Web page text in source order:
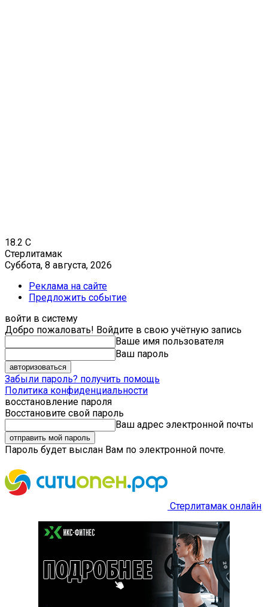
18.2 C
Стерлитамак
Суббота, 8 августа, 2026
Реклама на сайте
Предложить событие
войти в систему
Добро пожаловать! Войдите в свою учётную запись
Ваше имя пользователя
Ваш пароль
Забыли пароль? получить помощь
Политика конфиденциальности
восстановление пароля
Восстановите свой пароль
Ваш адрес электронной почты
Пароль будет выслан Вам по электронной почте.
Стерлитамак онлайн